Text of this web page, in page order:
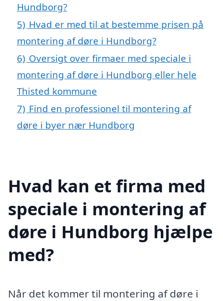
Hundborg?
5) Hvad er med til at bestemme prisen på
montering af døre i Hundborg?
6) Oversigt over firmaer med speciale i
montering af døre i Hundborg eller hele
Thisted kommune
7) Find en professionel til montering af
døre i byer nær Hundborg
Hvad kan et firma med
speciale i montering af
døre i Hundborg hjælpe
med?
Når det kommer til montering af døre i